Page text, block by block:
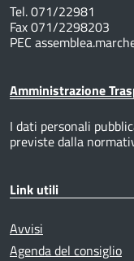
Tel. 071/22981
Fax 071/2298203
PEC
Amministrazione
I dati personali
previste dalla
Link utili
Avvisi
Agenda del consiglio